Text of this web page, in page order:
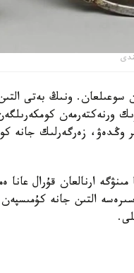
سوعىلعان. ونىڭ بەتى
وڭدەۋ، زەرگەرلىك جانە
ارنالعان قۇرال
التىن جانە